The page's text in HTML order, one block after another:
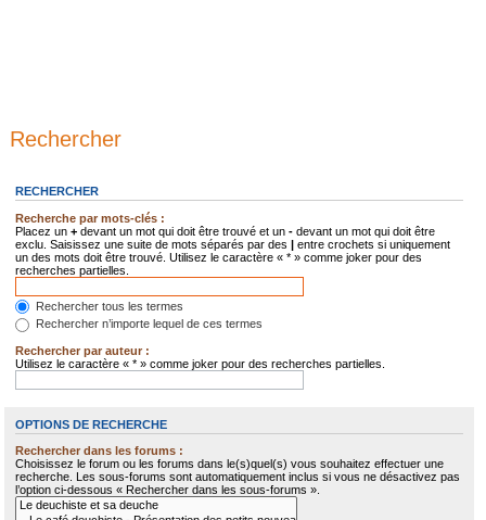
Rechercher
RECHERCHER
Recherche par mots-clés :
Placez un + devant un mot qui doit être trouvé et un - devant un mot qui doit être
exclu. Saisissez une suite de mots séparés par des | entre crochets si uniquement
un des mots doit être trouvé. Utilisez le caractère « * » comme joker pour des
recherches partielles.
Rechercher tous les termes
Rechercher n’importe lequel de ces termes
Rechercher par auteur :
Utilisez le caractère « * » comme joker pour des recherches partielles.
OPTIONS DE RECHERCHE
Rechercher dans les forums :
Choisissez le forum ou les forums dans le(s)quel(s) vous souhaitez effectuer une
recherche. Les sous-forums sont automatiquement inclus si vous ne désactivez pas
l’option ci-dessous « Rechercher dans les sous-forums ».